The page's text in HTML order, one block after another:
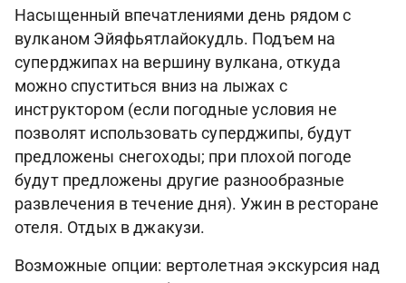
Насыщенный впечатлениями день рядом с
вулканом Эйяфьятлайокудль. Подъем на
суперджипах на вершину вулкана, откуда
можно спуститься вниз на лыжах с
инструктором (если погодные условия не
позволят использовать суперджипы, будут
предложены снегоходы; при плохой погоде
будут предложены другие разнообразные
развлечения в течение дня). Ужин в ресторане
отеля. Отдых в джакузи.
Возможные опции: вертолетная экскурсия над